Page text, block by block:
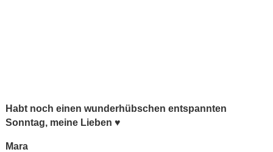
Habt noch einen wunderhübschen entspannten
Sonntag, meine Lieben ♥
Mara